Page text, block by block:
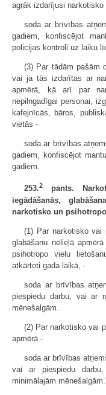
agrāk izdarījusi
soda ar brīvības
gadiem, konfiscējot
policijas kontroli uz laiku
(3) Par tādām pašām
vai ja tās izdarītas ar
apmērā, kā arī par
nepilngadīgai personai,
kafejnīcās, bāros,
vietās -
soda ar brīvības
gadiem, konfiscējot
gadiem.
253.2
pants.
iegādāšanās,
narkotisko un
(1) Par narkotisko vai
glabāšanu nelielā
psihotropo vielu
atkārtoti gada laikā, -
soda ar brīvības
piespiedu darbu, vai ar
mēnešalgām.
(2) Par narkotisko vai
apmērā -
soda ar brīvības
vai ar piespiedu
minimālajām